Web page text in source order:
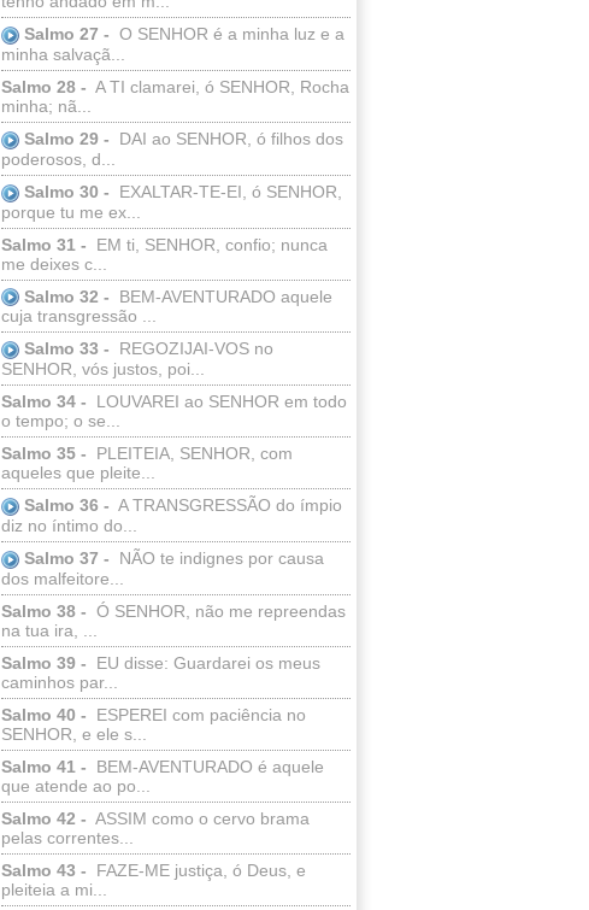
Salmo 27 - O SENHOR é a minha luz e a
minha salvaçã...
Salmo 28 - A TI clamarei, ó SENHOR, Rocha
minha; nã...
Salmo 29 -
DAI ao SENHOR, ó filhos dos
poderosos, d...
Salmo 30 -
EXALTAR-TE-EI, ó SENHOR,
porque tu me ex...
Salmo 31 -
EM ti, SENHOR, confio; nunca
me deixes c...
Salmo 32 -
BEM-AVENTURADO aquele
cuja transgressão ...
Salmo 33 -
REGOZIJAI-VOS no
SENHOR, vós justos, poi...
Salmo 34 -
LOUVAREI ao SENHOR em todo
o tempo; o se...
Salmo 35 -
PLEITEIA, SENHOR, com
aqueles que pleite...
Salmo 36 - A TRANSGRESSÃO do ímpio
diz no íntimo do...
Salmo 37 -
NÃO te indignes por causa
dos malfeitore...
Salmo 38 - Ó SENHOR, não me repreendas
na tua ira, ...
Salmo 39 -
EU disse: Guardarei os meus
caminhos par...
Salmo 40 -
ESPEREI com paciência no
SENHOR, e ele s...
Salmo 41 -
BEM-AVENTURADO é aquele
que atende ao po...
Salmo 42 - ASSIM como o cervo brama
pelas correntes...
Salmo 43 -
FAZE-ME justiça, ó Deus, e
pleiteia a mi...